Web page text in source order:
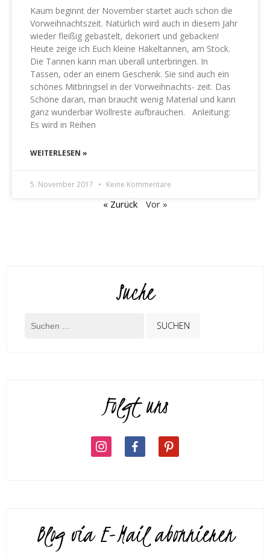
Kaum beginnt der November startet auch schon die
Vorweihnachtszeit. Natürlich wird auch in diesem Jahr
wieder fleißig gebastelt, dekoriert und gebacken!
Heute zeige ich Euch kleine Häkeltannen, am Stock.
Die Tannen kann man überall unterbringen. In
Tassen, oder an einem Geschenk. Sie sind auch ein
schönes Mitbringsel in der Vorweihnachts- zeit. Das
Schöne daran, man braucht wenig Material und kann
ganz wunderbar Wollreste aufbrauchen. Anleitung:
Es wird in Reihen
WEITERLESEN »
5. November 2017 Keine Kommentare
« Zurück Vor »
Suche
Folgt uns
Blog via E-Mail abonnieren